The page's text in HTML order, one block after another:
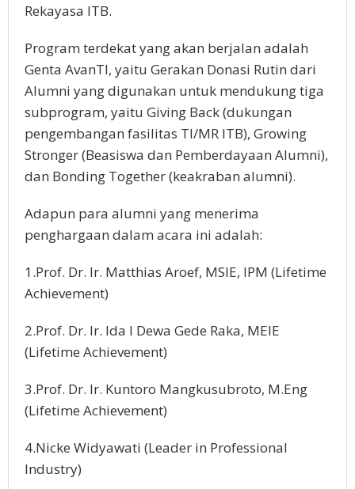
Rekayasa ITB.
Program terdekat yang akan berjalan adalah
Genta AvanTI, yaitu Gerakan Donasi Rutin dari
Alumni yang digunakan untuk mendukung tiga
subprogram, yaitu Giving Back (dukungan
pengembangan fasilitas TI/MR ITB), Growing
Stronger (Beasiswa dan Pemberdayaan Alumni),
dan Bonding Together (keakraban alumni).
Adapun para alumni yang menerima
penghargaan dalam acara ini adalah:
1.Prof. Dr. Ir. Matthias Aroef, MSIE, IPM (Lifetime
Achievement)
2.Prof. Dr. Ir. Ida I Dewa Gede Raka, MEIE
(Lifetime Achievement)
3.Prof. Dr. Ir. Kuntoro Mangkusubroto, M.Eng
(Lifetime Achievement)
4.Nicke Widyawati (Leader in Professional
Industry)